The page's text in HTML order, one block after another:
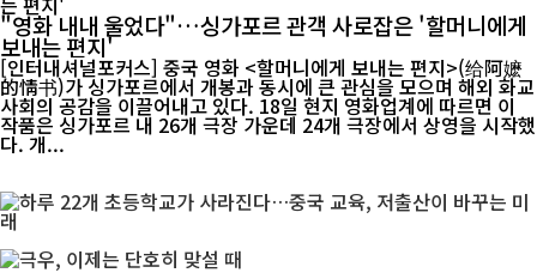
"영화 내내 울었다"…싱가포르 관객 사로잡은 '할머니에게
보내는 편지'
[인터내셔널포커스] 중국 영화 <할머니에게 보내는 편지>(给阿嬷
的情书)가 싱가포르에서 개봉과 동시에 큰 관심을 모으며 해외 화교
사회의 공감을 이끌어내고 있다. 18일 현지 영화업계에 따르면 이
작품은 싱가포르 내 26개 극장 가운데 24개 극장에서 상영을 시작했
다. 개...